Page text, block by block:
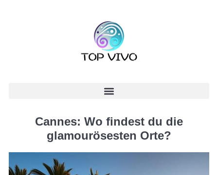
Cannes: Wo findest du die
glamourösesten Orte?